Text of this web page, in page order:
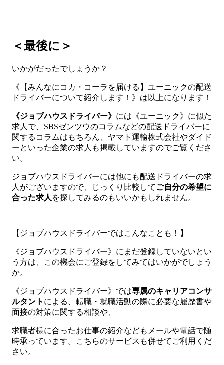
＜最後に＞
いかがだったでしょうか？
《【みんなにコカ・コーラを届ける】ユーニックの配送
ドライバーについて紹介します！》は以上になります！
《ジョブハウスドライバー》 には《ユーニック》に似た
求人で、SBSゼンツウのコラムなどの配送ドライバーに
関するコラムはもちろん、ヤマト運輸株式会社やダイド
ーといった企業の求人も掲載していますのでご覧くださ
い。
ジョブハウスドライバーには他にも配送ドライバーの求
人がございますので、じっくり比較してご自分の希望に
合った求人 を探してみるのもいいかもしれません。
【ジョブハウスドライバーではこんなことも！】
《ジョブハウスドライバー》にまだ登録していないとい
う方は、この機会にご登録をしてみてはいかがでしょう
か。
《ジョブハウスドライバー》では専属のキャリアコンサ
ルタント による、転職・就職活動の際に必要な履歴書や
面接の対策に関する相談や、
求職者様に合ったお仕事の紹介などもメールや電話で随
時承っています。こちらのサービスも併せてご利用くだ
さい。